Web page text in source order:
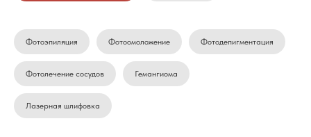
Фотоэпиляция Фотоомоложение Фотодепигментация
Фотолечение сосудов Гемангиома
Лазерная шлифовка